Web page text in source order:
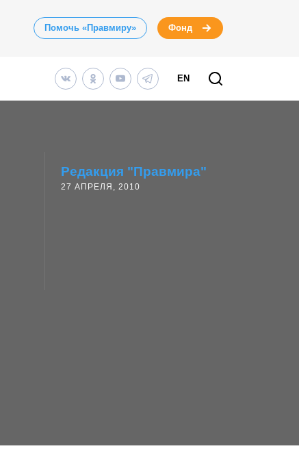
Помочь «Правмиру» Фонд
EN
Редакция "Правмира"
27 АПРЕЛЯ, 2010